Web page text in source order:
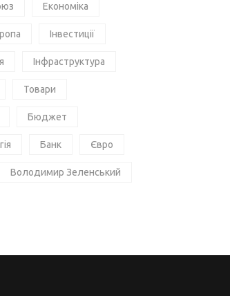
Економіка
Інвестиції
Інфраструктура
Товари
Бюджет
Банк Євро
Володимир Зеленський